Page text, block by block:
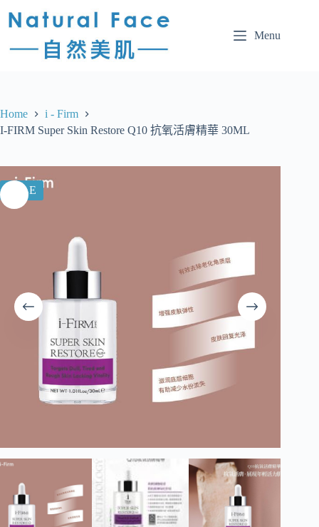
Menu
Home
i - Firm
I-FIRM Super Skin Restore Q10 抗氧活膚精華 30ML
SALE